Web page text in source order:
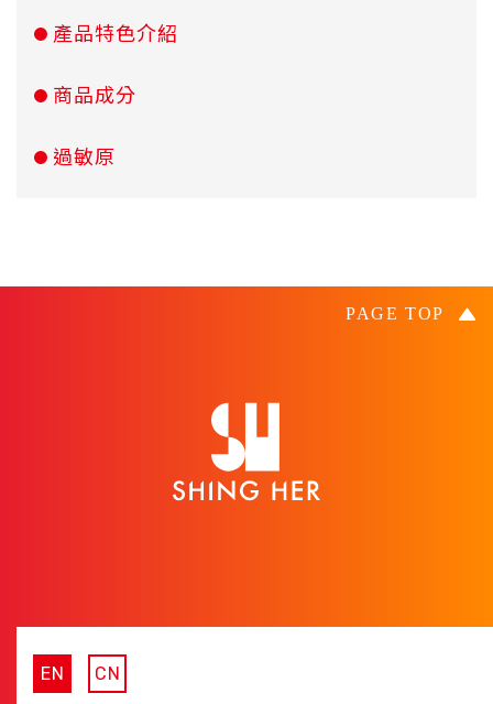
產品特色介紹
商品成分
過敏原
EN CN